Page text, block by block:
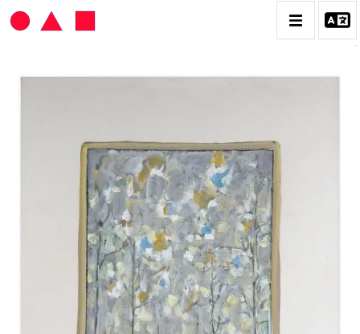
HANS SEILER
BIOGRAPHIE
CATALOGUE DES OEUVRES
VOL. 1 : LES PEINTURES
VOL. 2 : LES GOUACHES
VOL. 3 : CRAYONS DE COULEUR ET FUSAINS
CONTACT